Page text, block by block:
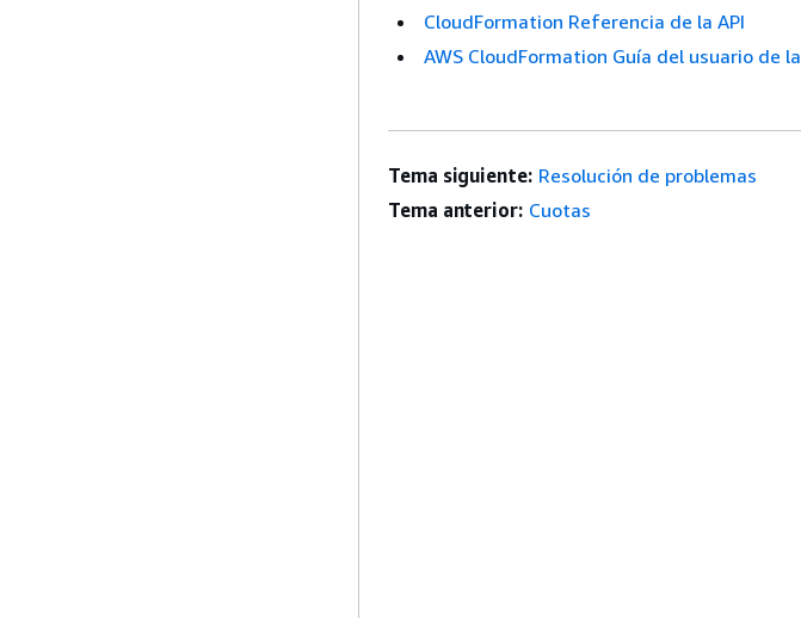
CloudFormation Referencia de la API
AWS CloudFormation Guía del usuario de
Tema siguiente: Resolución de problemas
Tema anterior: Cuotas